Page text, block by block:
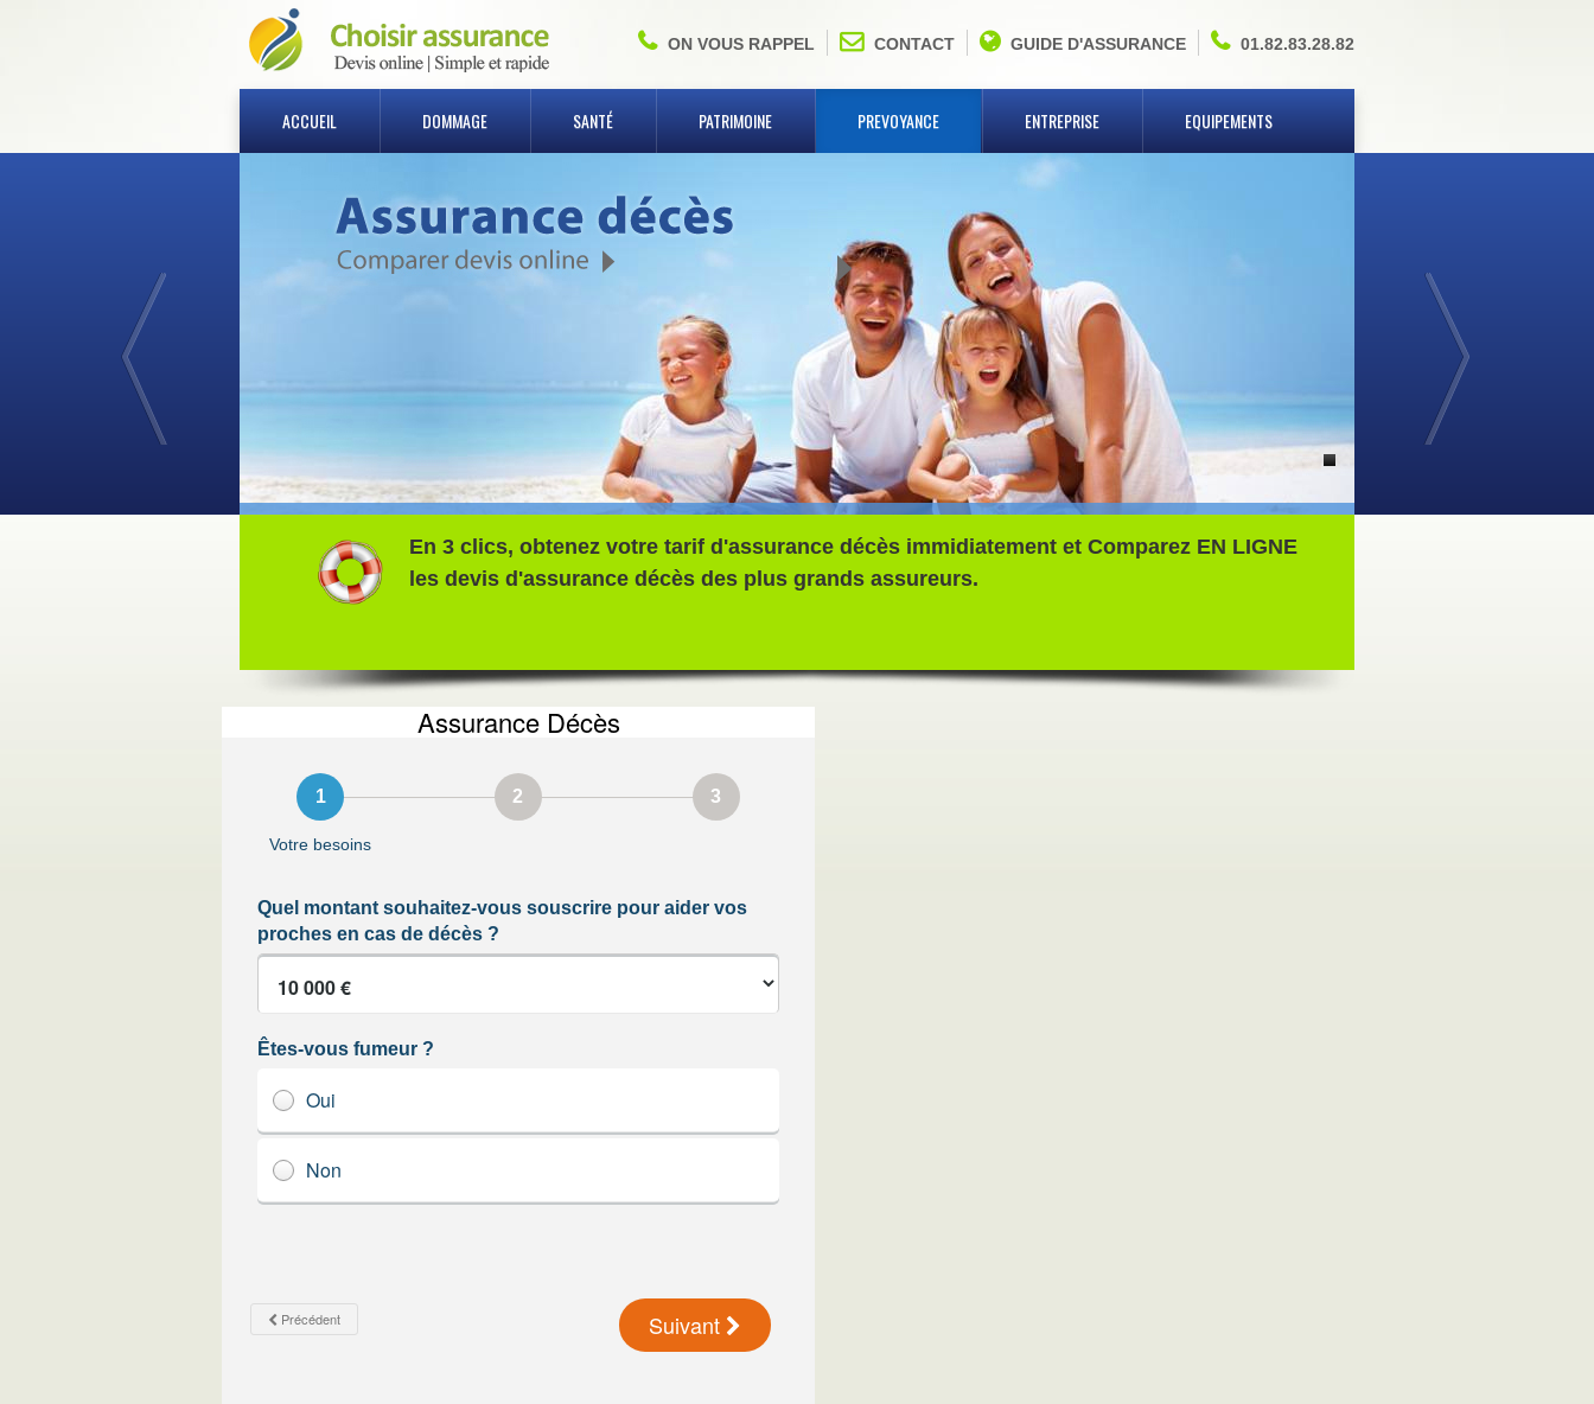
ON VOUS RAPPEL CONTACT GUIDE D'ASSURANCE 01.82.83.28.82
ACCUEIL DOMMAGE SANTÉ PATRIMOINE PREVOYANCE ENTREPRISE EQUIPEMENTS
En 3 clics, obtenez votre tarif d'assurance décès immidiatement et Comparez EN LIGNE
les devis d'assurance décès des plus grands assureurs.